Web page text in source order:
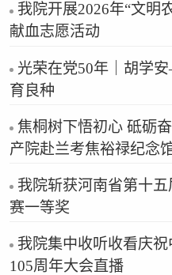
我院开展2026年“文明
献血志愿活动
光荣在党50年｜胡学
育良种
焦桐树下悟初心 砥砺
产院赴兰考焦裕禄纪念
我院斩获河南省第十
赛一等奖
我院集中收听收看庆
105周年大会直播